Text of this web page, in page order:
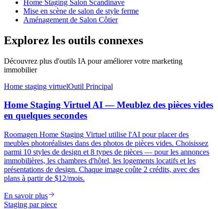
Home Staging Salon Scandinave
Mise en scène de salon de style ferme
Aménagement de Salon Côtier
Explorez les outils connexes
Découvrez plus d'outils IA pour améliorer votre marketing
immobilier
Home staging virtuelOutil Principal
Home Staging Virtuel AI — Meublez des pièces vides
en quelques secondes
Roomagen Home Staging Virtuel utilise l'AI pour placer des
meubles photoréalistes dans des photos de pièces vides. Choisissez
parmi 10 styles de design et 8 types de pièces — pour les annonces
immobilières, les chambres d'hôtel, les logements locatifs et les
présentations de design. Chaque image coûte 2 crédits, avec des
plans à partir de $12/mois.
En savoir plus
Staging par piece